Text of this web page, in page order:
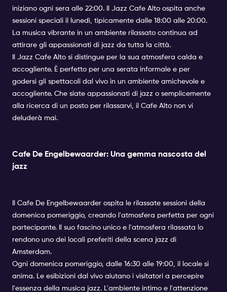
iniziano ogni sera alle 22:00. Il Jazz Cafe Alto ospita anche
sessioni speciali il lunedì, tipicamente dalle 18:00 alle 20:00.
La musica vibrante in un ambiente rilassato continua ad
attirare gli appassionati di jazz da tutta la città.
Il Jazz Cafe Alto si distingue per la sua atmosfera calda e
accogliente. È perfetto per una serata informale e per
godersi gli spettacoli dal vivo in un ambiente amichevole e
accogliente. Che siate appassionati di jazz o semplicemente
alla ricerca di un posto per rilassarvi, il Cafe Alto non vi
deluderà mai.
Cafe De Engelbewaarder: Una gemma nascosta del
jazz
Il Cafe De Engelbewaarder ospita le rilassate sessioni della
domenica pomeriggio, creando l'atmosfera perfetta per ogni
partecipante. Il suo fascino unico e l'atmosfera rilassata lo
rendono uno dei locali preferiti della scena jazz di
Amsterdam.
Ogni domenica pomeriggio, dalle 16:30 alle 19:00, il locale si
anima. Le esibizioni dal vivo aiutano i visitatori a percepire
l'essenza della musica jazz. L'ambiente intimo e l'attenzione